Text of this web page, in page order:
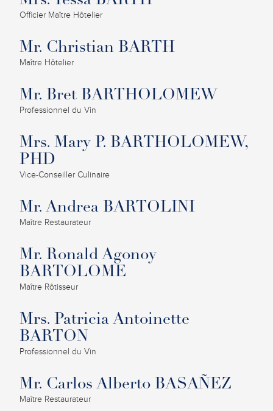
Officier Maître Hôtelier
Mr. Christian BARTH
Maître Hôtelier
Mr. Bret BARTHOLOMEW
Professionnel du Vin
Mrs. Mary P. BARTHOLOMEW,
PHD
Vice-Conseiller Culinaire
Mr. Andrea BARTOLINI
Maître Restaurateur
Mr. Ronald Agonoy
BARTOLOME
Maître Rôtisseur
Mrs. Patricia Antoinette
BARTON
Professionnel du Vin
Mr. Carlos Alberto BASAÑEZ
Maître Restaurateur